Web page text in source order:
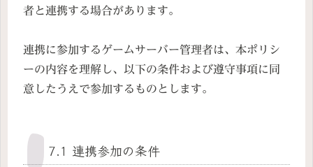
者と連携する場合があります。
連携に参加するゲームサーバー管理者は、本ポリシ
ーの内容を理解し、以下の条件および遵守事項に同
意したうえで参加するものとします。
7.1 連携参加の条件